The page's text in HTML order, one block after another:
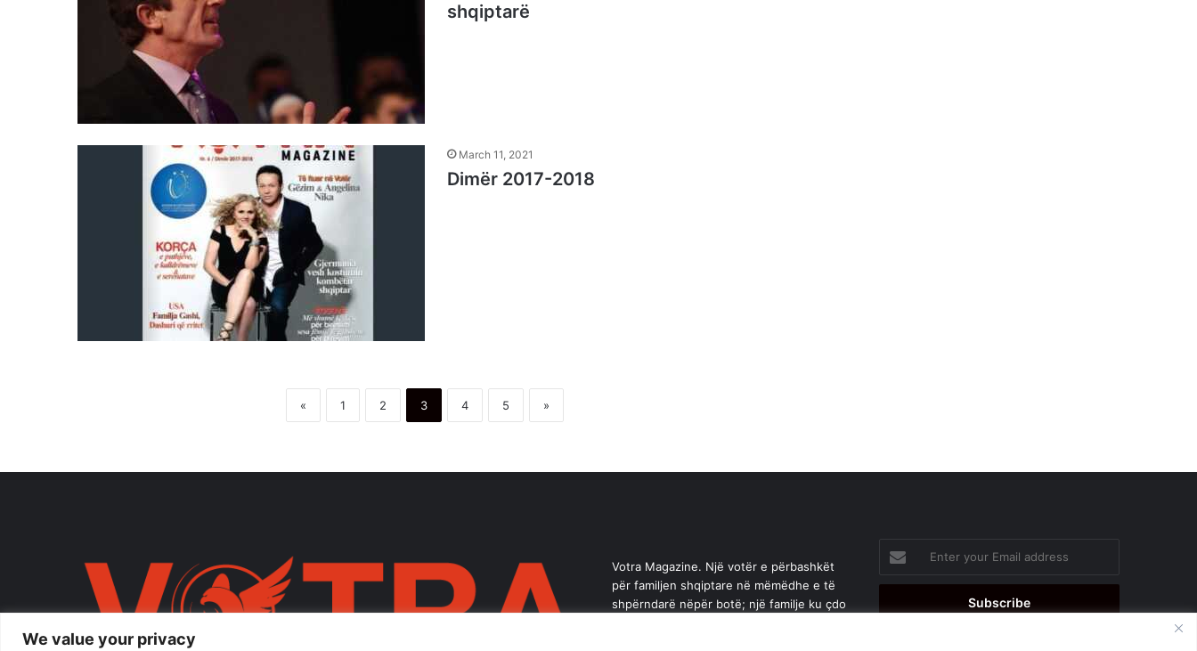
We value your privacy
shqiptarë
March 11, 2021
Dimër 2017-2018
« 1 2 3 4 5 »
Votra Magazine. Një votër e përbashkët
për familjen shqiptare në mëmëdhe e të
shpërndarë nëpër botë; një familje ku çdo
your
Email